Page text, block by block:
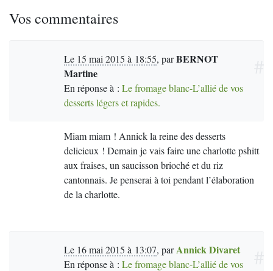
Vos commentaires
Le 15 mai 2015 à 18:55, parBERNOT
Martine
En réponse à : Le fromage blanc-L’allié de vos
desserts légers et rapides.
Miam miam ! Annick la reine des desserts
delicieux ! Demain je vais faire une charlotte pshitt
aux fraises, un saucisson brioché et du riz
cantonnais. Je penserai à toi pendant l’élaboration
de la charlotte.
Le 16 mai 2015 à 13:07, parAnnick Divaret
En réponse à : Le fromage blanc-L’allié de vos